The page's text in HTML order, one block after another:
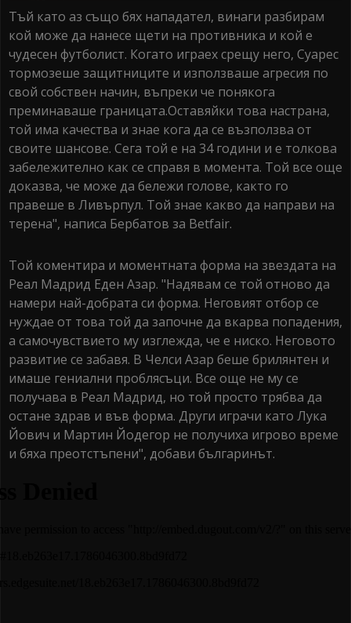
Тъй като аз също бях нападател, винаги разбирам
кой може да нанесе щети на противника и кой е
чудесен футболист. Когато играех срещу него, Суарес
тормозеше защитниците и използваше агресия по
свой собствен начин, въпреки че понякога
преминаваше границата.Оставяйки това настрана,
той има качества и знае кога да се възползва от
своите шансове. Сега той е на 34 години и е толкова
забележително как се справя в момента. Той все още
доказва, че може да бележи голове, както го
правеше в Ливърпул. Той знае какво да направи на
терена", написа Бербатов за Betfair.
Той коментира и моментната форма на звездата на
Реал Мадрид Еден Азар. "Надявам се той отново да
намери най-добрата си форма. Неговият отбор се
нуждае от това той да започне да вкарва попадения,
а самочувствието му изглежда, че е ниско. Неговото
развитие се забавя. В Челси Азар беше брилянтен и
имаше гениални проблясъци. Все още не му се
получава в Реал Мадрид, но той просто трябва да
остане здрав и във форма. Други играчи като Лука
Йович и Мартин Йодегор не получиха игрово време
и бяха преотстъпени", добави българинът.